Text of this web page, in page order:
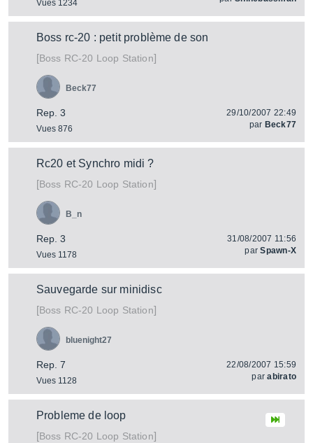
Vues 1234
Boss rc-20 : petit problème de son
[Boss RC-20 Loop Station]
Rep. 3
Vues 876
Beck77
29/10/2007 22:49
par Beck77
Rc20 et Synchro midi ?
[Boss RC-20 Loop Station]
Rep. 3
Vues 1178
B_n
31/08/2007 11:56
parSpawn-X
Sauvegarde sur minidisc
[Boss RC-20 Loop Station]
Rep. 7
Vues 1128
bluenight27
22/08/2007 15:59
parabirato
Probleme de loop
[Boss RC-20 Loop Station]